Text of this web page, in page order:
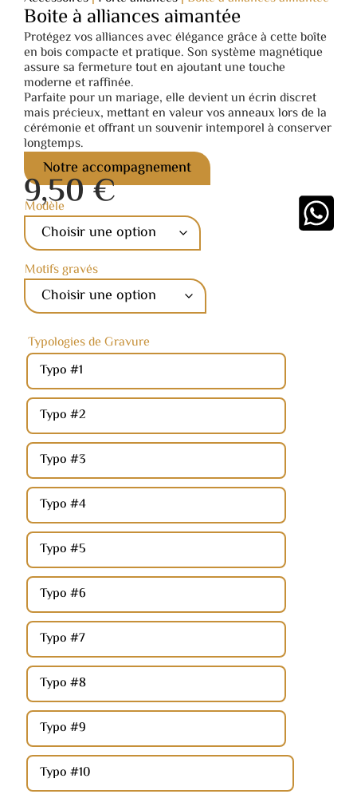
Boite à alliances aimantée
Protégez vos alliances avec élégance grâce à cette boîte
en bois compacte et pratique. Son système magnétique
assure sa fermeture tout en ajoutant une touche
moderne et raffinée.
Parfaite pour un mariage, elle devient un écrin discret
mais précieux, mettant en valeur vos anneaux lors de la
cérémonie et offrant un souvenir intemporel à conserver
longtemps.
Notre accompagnement
9,50€
Modèle
Motifs gravés
Typologies de Gravure
Typo #1
Typo #2
Typo #3
Typo #4
Typo #5
Typo #6
Typo #7
Typo #8
Typo #9
Typo #10